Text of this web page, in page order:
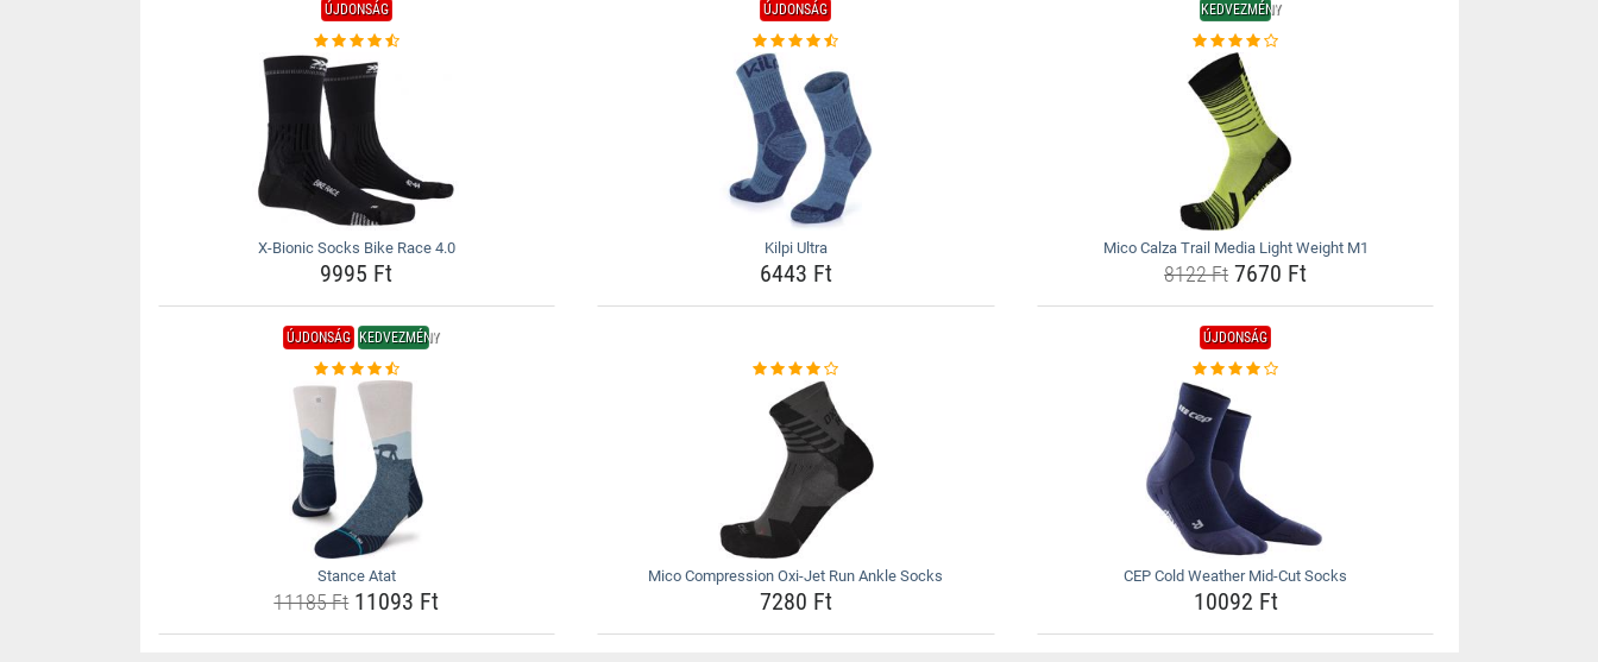
ÚJDONSÁG
X-Bionic Socks Bike Race 4.0
9995 Ft
ÚJDONSÁG
Kilpi Ultra
6443 Ft
KEDVEZMÉNY
Mico Calza Trail Media Light Weight M1
8122 Ft 7670 Ft
ÚJDONSÁG KEDVEZMÉNY
Stance Atat
11185 Ft11093 Ft
Mico Compression Oxi-Jet Run Ankle Socks
7280 Ft
ÚJDONSÁG
CEP Cold Weather Mid-Cut Socks
10092 Ft